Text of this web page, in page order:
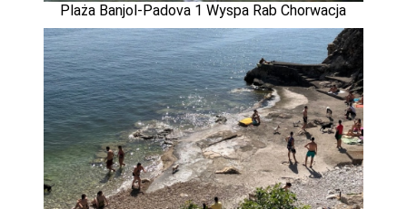
Plaża Banjol-Padova 1 Wyspa Rab Chorwacja